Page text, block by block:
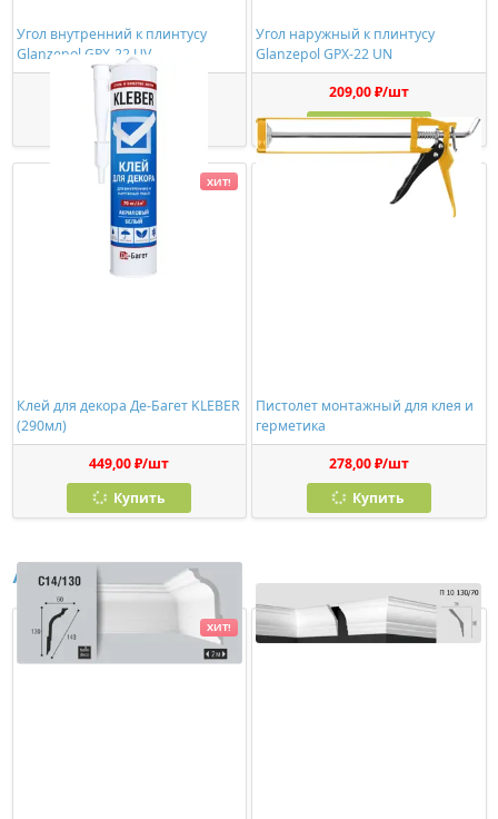
Угол внутренний к плинтусу
Glanzepol GPX-22 UV
177,00 ₽/шт
Купить
Угол наружный к плинтусу
Glanzepol GPX-22 UN
209,00 ₽/шт
Купить
Клей для декора Де-Багет KLEBER
(290мл)
449,00 ₽/шт
Купить
ХИТ!
Пистолет монтажный для клея и
герметика
278,00 ₽/шт
Купить
Аналоги
ХИТ!